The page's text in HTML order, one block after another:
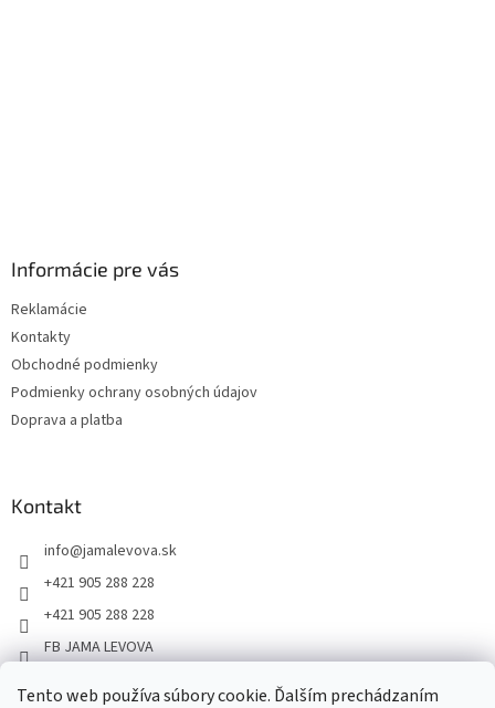
Tento web používa súbory cookie. Ďalším prechádzaním
Informácie pre vás
Reklamácie
Kontakty
Obchodné podmienky
Podmienky ochrany osobných údajov
Doprava a platba
Kontakt
info@jamalevova.sk
+421 905 288 228
+421 905 288 228
FB JAMA LEVOVA